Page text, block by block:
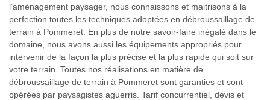
l’aménagement paysager, nous connaissons et maitrisons à la
perfection toutes les techniques adoptées en débroussaillage de
terrain à Pommeret. En plus de notre savoir-faire inégalé dans le
domaine, nous avons aussi les équipements appropriés pour
intervenir de la façon la plus précise et la plus rapide qui soit sur
votre terrain. Toutes nos réalisations en matière de
débroussaillage de terrain à Pommeret sont garanties et sont
opérées par paysagistes aguerris. Tarif concurrentiel, devis et